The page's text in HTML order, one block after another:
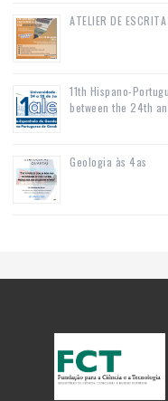
ATELIER DE
11th Hispano-
between the 24th
Geologia às 4as